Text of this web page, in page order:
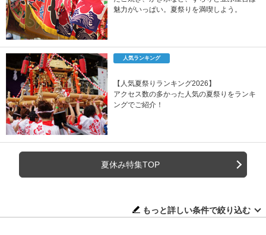
魅力がいっぱい。夏祭りを満喫しよう。
人気ランキング
【人気夏祭りランキング2026】
アクセス数の多かった人気の夏祭りをランキ
ングでご紹介！
夏休み特集TOP
もっと詳しい条件で絞り込む